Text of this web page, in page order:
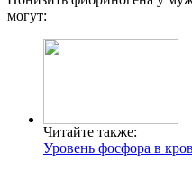
могут:
Читайте также:
Уровень фосфора в